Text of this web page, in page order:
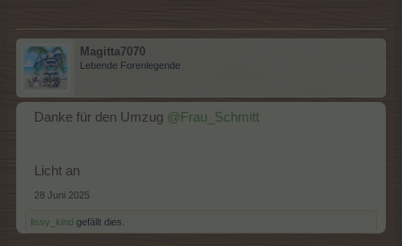
Magitta7070
Lebende Forenlegende
Danke für den Umzug @Frau_Schmitt
Licht an
28 Juni 2025
lissy_kind gefällt dies.